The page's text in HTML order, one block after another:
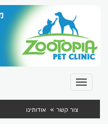
צור קשר אודותינו